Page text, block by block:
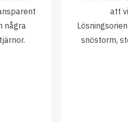
några
att
snöstorm,